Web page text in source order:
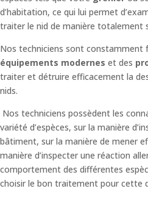
d’habitation, ce qui lui permet
traiter le nid de manière totalement
Nos techniciens sont constamment
équipements modernes et des
traiter et détruire efficacement la
nids.
Nos techniciens possèdent les
variété d’espèces, sur la manière
bâtiment, sur la manière de mener
manière d’inspecter une réaction
comportement des différentes
choisir le bon traitement pour cette